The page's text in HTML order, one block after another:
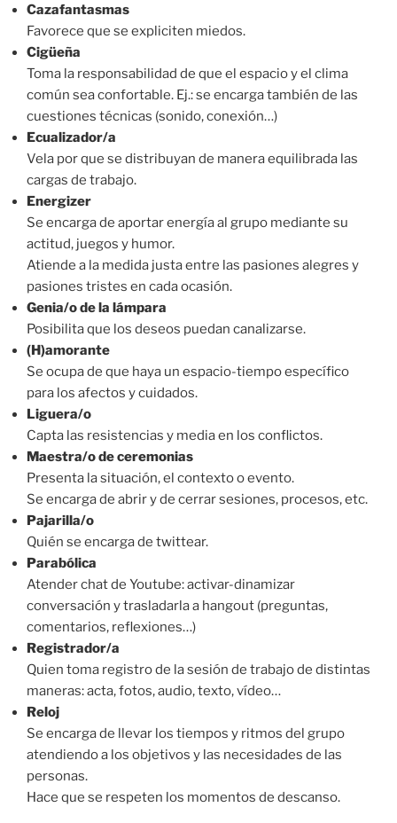
Cazafantasmas
Favorece que se expliciten miedos.
Cigüeña
Toma la responsabilidad de que el espacio y el clima
común sea confortable. Ej.: se encarga también de las
cuestiones técnicas (sonido, conexión…)
Ecualizador/a
Vela por que se distribuyan de manera equilibrada las
cargas de trabajo.
Energizer
Se encarga de aportar energía al grupo mediante su
actitud, juegos y humor.
Atiende a la medida justa entre las pasiones alegres y
pasiones tristes en cada ocasión.
Genia/o de la lámpara
Posibilita que los deseos puedan canalizarse.
(H)amorante
Se ocupa de que haya un espacio-tiempo específico
para los afectos y cuidados.
Liguera/o
Capta las resistencias y media en los conflictos.
Maestra/o de ceremonias
Presenta la situación, el contexto o evento.
Se encarga de abrir y de cerrar sesiones, procesos, etc.
Pajarilla/o
Quién se encarga de twittear.
Parabólica
Atender chat de Youtube: activar-dinamizar
conversación y trasladarla a hangout (preguntas,
comentarios, reflexiones…)
Registrador/a
Quien toma registro de la sesión de trabajo de distintas
maneras: acta, fotos, audio, texto, vídeo…
Reloj
Se encarga de llevar los tiempos y ritmos del grupo
atendiendo a los objetivos y las necesidades de las
personas.
Hace que se respeten los momentos de descanso.